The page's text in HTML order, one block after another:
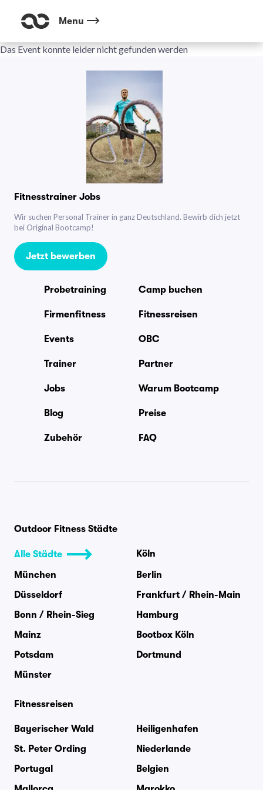
Menu
Das Event konnte leider nicht gefunden werden
Fitnesstrainer Jobs
Wir suchen Personal Trainer in ganz Deutschland. Bewirb dich jetzt
bei Original Bootcamp!
Jetzt bewerben
Probetraining Camp buchen
Firmenfitness Fitnessreisen
Events OBC
Trainer Partner
Jobs Warum Bootcamp
Blog Preise
Zubehör FAQ
Outdoor Fitness Städte
Alle Städte
Köln
München
Berlin
Düsseldorf
Frankfurt / Rhein-Main
Bonn / Rhein-Sieg
Hamburg
Mainz
Bootbox Köln
Potsdam
Dortmund
Münster
Fitnessreisen
Bayerischer Wald
Heiligenhafen
St. Peter Ording
Niederlande
Portugal
Belgien